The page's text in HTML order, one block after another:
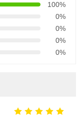
100%
0%
0%
0%
0%